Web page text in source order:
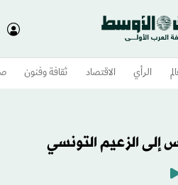
الرأي الاقتصاد ثقافة وفنون
الزعيم التونسي